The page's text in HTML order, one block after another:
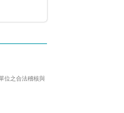
位之合法稽核與